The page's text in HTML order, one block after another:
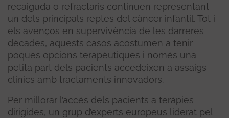
recaiguda o refractaris continuen representant
un dels principals reptes del càncer infantil. Tot i
els avenços en supervivència de les darreres
dècades, aquests casos acostumen a tenir
poques opcions terapèutiques i només una
petita part dels pacients accedeixen a assaigs
clínics amb tractaments innovadors.
Per millorar l’accés dels pacients a teràpies
dirigides, un grup d’experts europeus liderat pel